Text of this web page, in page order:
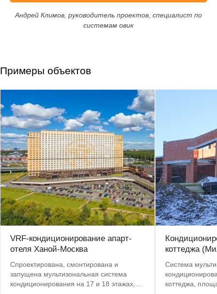
Андрей Климов, руководитель проектов, специалист по
системам овик
Примеры объектов
VRF-кондиционирование апарт-
отеля Ханой-Москва
Спроектирована, смонтирована и
запущена мультизональная система
кондиционирования на 17 и 18 этажах,
коттеджа
Система
коттеджа,